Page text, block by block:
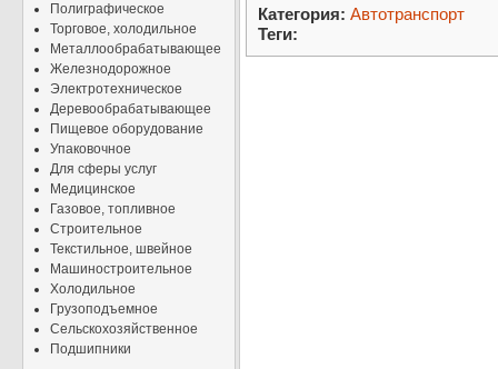
Полиграфическое
Торговое, холодильное
Металлообрабатывающее
Железнодорожное
Электротехническое
Деревообрабатывающее
Пищевое оборудование
Упаковочное
Для сферы услуг
Медицинское
Газовое, топливное
Строительное
Текстильное, швейное
Машиностроительное
Холодильное
Грузоподъемное
Сельскохозяйственное
Подшипники
Категория: Автотранспорт
Теги: